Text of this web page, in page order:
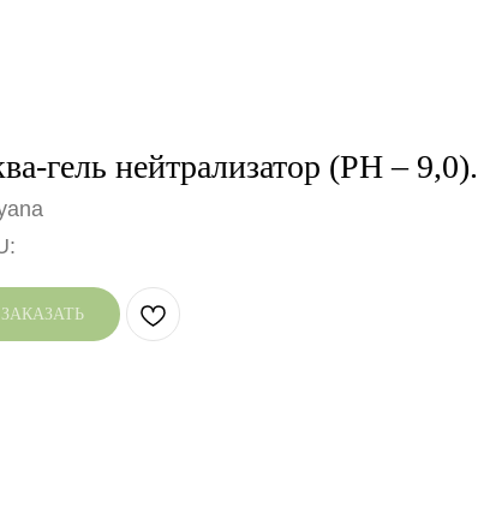
гель нейтрализатор (РН – 9,0).
ЗАКАЗАТЬ